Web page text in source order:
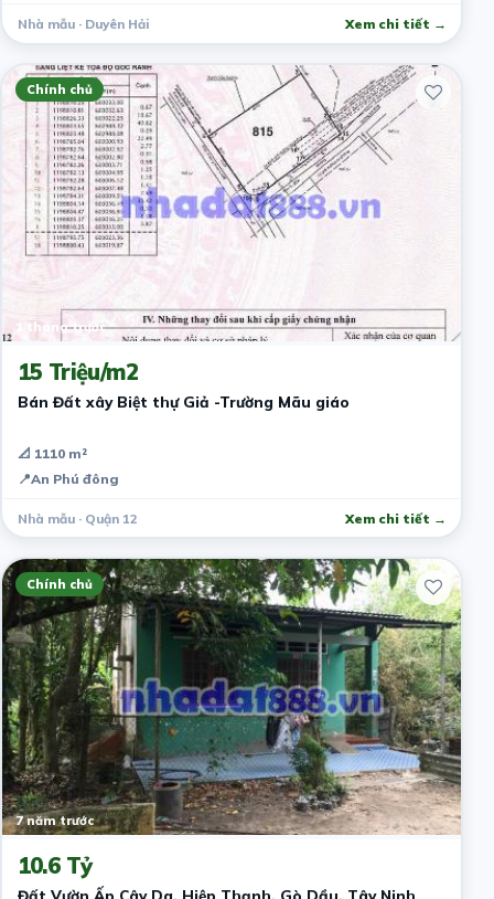
Nhà mẫu · Duyên Hải Xem chi tiết →
Chính chủ
1 tháng trước
15 Triệu/m2
Bán Đất xây Biệt thự Giả -Trường Mãu giáo
📐 1110 m²
📍An Phú đông
Nhà mẫu · Quận 12 Xem chi tiết →
Chính chủ
7 năm trước
10.6 Tỷ
Đất Vườn Ấp Cây Da, Hiệp Thạnh, Gò Dầu, Tây Ninh